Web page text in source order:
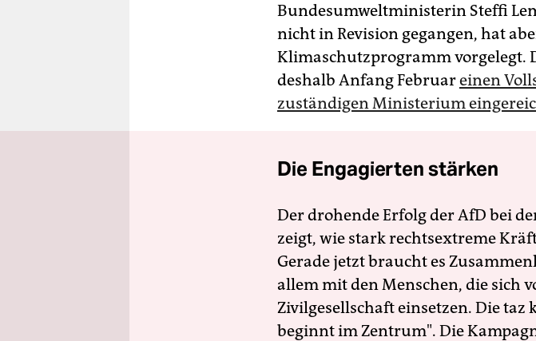
Bundesumweltministerin Steffi
nicht in Revision gegangen, hat
Klimaschutzprogramm vorgelegt.
deshalb Anfang Februareinen
zuständigen Ministerium
Die Engagierten stärken
Der drohende Erfolg der AfD bei
zeigt, wie stark rechtsextreme
Gerade jetzt braucht es
allem mit den Menschen, die sich
Zivilgesellschaft einsetzen. Die taz
beginnt im Zentrum". Die